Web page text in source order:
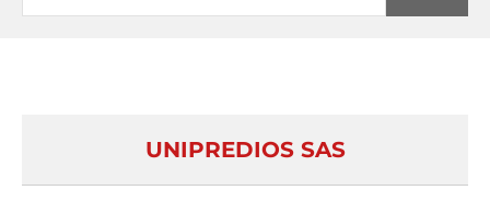
UNIPREDIOS SAS